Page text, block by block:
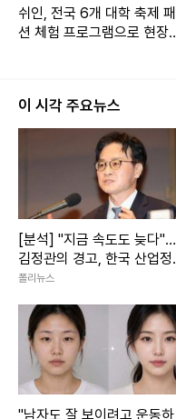
쉬인, 전국 6개 대학 축제 패
션 체험 프로그램으로 현장
이 시각 주요뉴스
[분석] "지금 속도도 늦다"…
김정관의 경고, 한국 산업정
책 '속도전' 시대로 전환되나
폴리뉴스
"남자도 잘 보이려고 운동하